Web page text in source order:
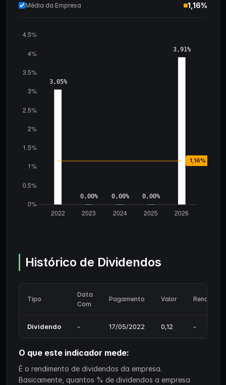
Média da Empresa 1,16%
Histórico de Dividendos
Tipo
Data
Com
Pagamento Valor
Dividendo - 17/05/2022 0,12 -
O que este indicador mede:
É o rendimento de dividendos da empresa.
Basicamente, quantos % de dividendos a empresa